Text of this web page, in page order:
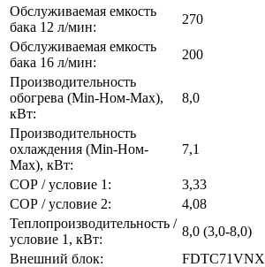
Обслуживаемая емкость
бака 12 л/мин:
270
Обслуживаемая емкость
бака 16 л/мин:
200
Производительность
обогрева (Min-Ном-Max),
кВт:
8,0
Производительность
охлаждения (Min-Ном-
Max), кВт:
7,1
СОР / условие 1: 3,33
СОР / условие 2:
4,08
Теплопроизводительность /
условие 1, кВт:
8,0 (3,0-8,0)
Внешний блок:
FDTC71VNX